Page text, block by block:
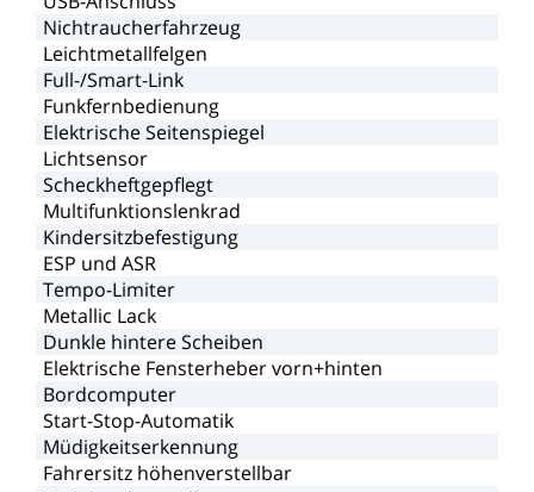
Nichtraucherfahrzeug
Leichtmetallfelgen
Full-/Smart-Link
Funkfernbedienung
ElektrischeSeitenspiegel
Lichtsensor
Scheckheftgepflegt
Multifunktionslenkrad
Kindersitzbefestigung
ESP und ASR
Tempo-Limiter
Metallic Lack
Dunkle hintereScheiben
Elektrische Fensterhebervorn+hinten
Bordcomputer
Start-Stop-Automatik
Müdigkeitserkennung
Fahrersitz höhenverstellbar